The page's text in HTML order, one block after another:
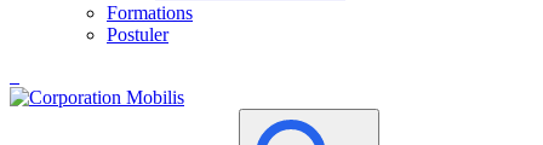
Formations
Postuler